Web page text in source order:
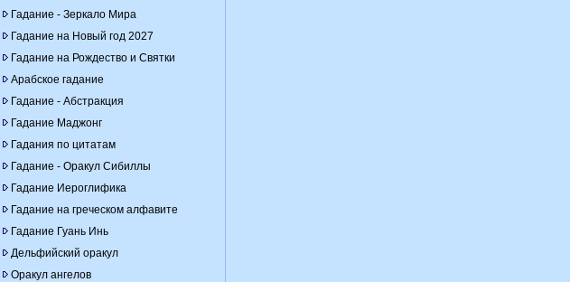
Гадание - Зеркало Мира
Гадание на Новый год 2027
Гадание на Рождество и Святки
Арабское гадание
Гадание - Абстракция
Гадание Маджонг
Гадания по цитатам
Гадание - Оракул Сибиллы
Гадание Иероглифика
Гадание на греческом алфавите
Гадание Гуань Инь
Дельфийский оракул
Оракул ангелов